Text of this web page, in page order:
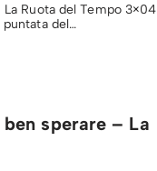
La Ruota del Tempo 3×04
del…
sperare – La